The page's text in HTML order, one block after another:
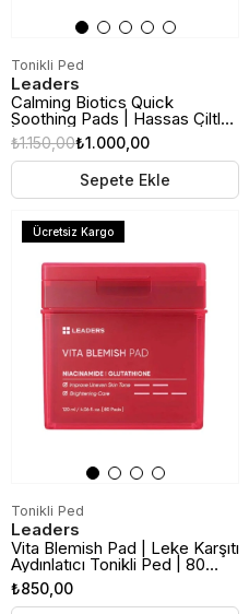
Tonikli Ped
Leaders
Calming Biotics Quick
Soothing Pads | Hassas Ciltler
İçin Yatıştırıcı Tonikli Ped | 80
Adet ₺1.000,00
₺1.150,00
Sepete Ekle
Tonikli Ped
Leaders
Vita Blemish Pad | Leke Karşıtı
Aydınlatıcı Tonikli Ped | 80
Adet
₺850,00
Ücretsiz Kargo